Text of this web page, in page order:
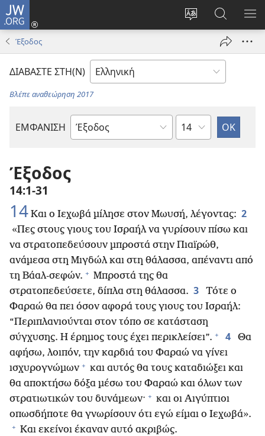
JW.ORG
Αλλαγή
γλώσσας
ιστότοπου
Σύνδεση
(ανοίγει
παράθυρο)
στο
JW.ORG
Έξοδος
ΔΙΑΒΑΣΤΕ ΣΤΗ(Ν)
Βλέπε αναθεώρηση 2017
ΕΜΦΑΝΙΣΗ
Βιβλίο
Γραφής
Κεφάλαιο
Έξοδος
14:1-31
14 Και ο Ιεχωβά μίλησε στον Μωυσή, λέγοντας: 2
«Πες στους γιους του Ισραήλ να γυρίσουν πίσω και
να στρατοπεδεύσουν μπροστά στην Πιαϊρώθ,
ανάμεσα στη Μιγδώλ και στη θάλασσα, απέναντι από
τη Βάαλ-σεφών. + Μπροστά της θα
στρατοπεδεύσετε, δίπλα στη θάλασσα. 3
Τότε ο
Φαραώ θα πει όσον αφορά τους γιους του Ισραήλ:
“Περιπλανιούνται στον τόπο σε κατάσταση
σύγχυσης. Η έρημος τους έχει περικλείσει”. + 4
Θα
αφήσω, λοιπόν, την καρδιά του Φαραώ να γίνει
ισχυρογνώμων + και αυτός θα τους καταδιώξει και
θα αποκτήσω δόξα μέσω του Φαραώ και όλων των
στρατιωτικών του δυνάμεων· + και οι Αιγύπτιοι
οπωσδήποτε θα γνωρίσουν ότι εγώ είμαι ο Ιεχωβά».
+ Και εκείνοι έκαναν αυτό ακριβώς.